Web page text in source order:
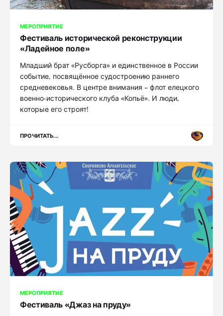
МЕРОПРИЯТИЕ
Фестиваль исторической реконструкции
«Ладейное поле»
Младший брат «Русборга» и единственное в России
событие, посвящённое судостроению раннего
средневековья. В центре внимания – флот елецкого
военно-исторического клуба «Копьё». И люди,
которые его строят!
ПРОЧИТАТЬ...
МЕРОПРИЯТИЕ
Фестиваль «Джаз на пруду»